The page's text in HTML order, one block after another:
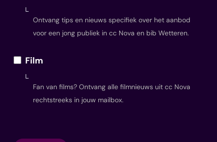
Ontvang tips en nieuws specifiek over het aanbod
voor een jong publiek in cc Nova en bib Wetteren.
Film
Fan van films? Ontvang alle filmnieuws uit cc Nova
rechtstreeks in jouw mailbox.